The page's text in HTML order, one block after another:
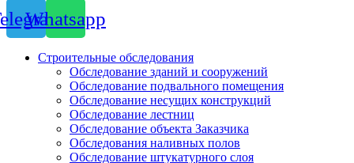
Whatsapp
Строительные обследования
Обследование зданий и сооружений
Обследование подвального помещения
Обследование несущих конструкций
Обследование лестниц
Обследование объекта Заказчика
Обследования наливных полов
Обследование штукатурного слоя